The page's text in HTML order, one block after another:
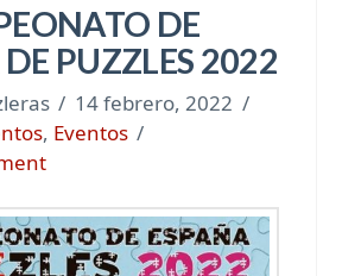
DE
PUZZLES 2022
14 febrero, 2022
, Eventos